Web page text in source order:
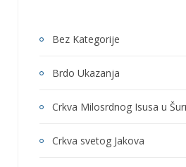
Bez Kategorije
Brdo Ukazanja
Crkva Milosrdnog Isusa u
Crkva svetog Jakova